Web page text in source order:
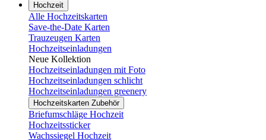
Hochzeit
Alle Hochzeitskarten
Save-the-Date Karten
Trauzeugen Karten
Hochzeitseinladungen
Neue Kollektion
Hochzeitseinladungen mit Foto
Hochzeitseinladungen schlicht
Hochzeitseinladungen greenery
Hochzeitskarten Zubehör
Briefumschläge Hochzeit
Hochzeitssticker
Wachssiegel Hochzeit